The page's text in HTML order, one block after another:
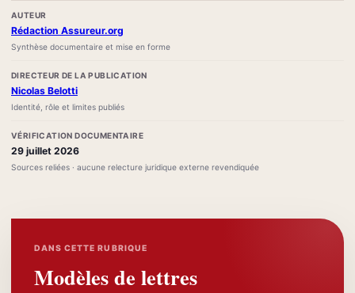
AUTEUR
Rédaction Assureur.org
Synthèse documentaire et mise en forme
DIRECTEUR DE LA PUBLICATION
Nicolas Belotti
Identité, rôle et limites publiés
VÉRIFICATION DOCUMENTAIRE
29 juillet 2026
Sources reliées · aucune relecture juridique externe revendiquée
DANS CETTE RUBRIQUE
Modèles de lettres